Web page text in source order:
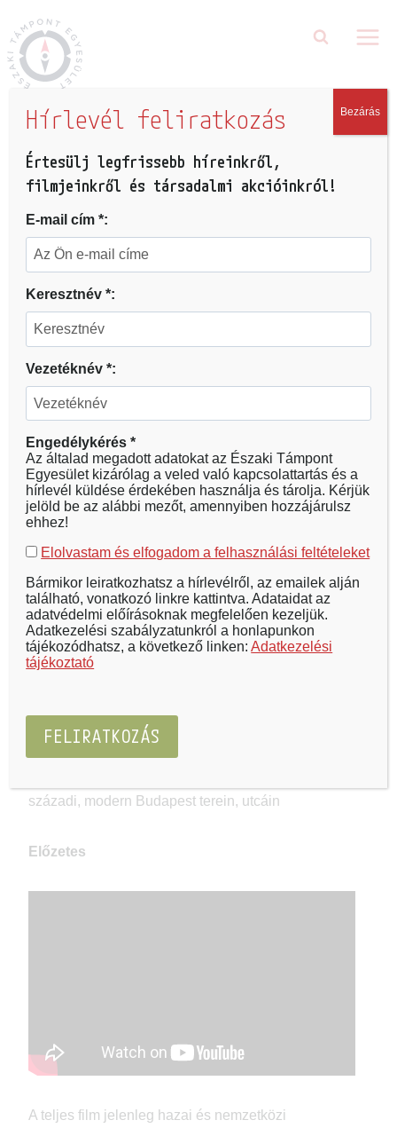
DOKUMENTUMFILM FILM | HÉGETŐ HONORKA DÍJ
Még emlékszem
A 2021-ben „Még emlékszem” címmel elkészített
filmünkben a II. Világháború túlélőinek emlékeit,
századi, modern Budapest terein, utcáin
Előzetes
A teljes film jelenleg hazai és nemzetközi
Hírlevél feliratkozás
Értesülj legfrissebb híreinkről,
filmjeinkről és társadalmi akcióinkról!
E-mail cím *:
Keresztnév *:
Vezetéknév *:
Engedélykérés *
Az általad megadott adatokat az Északi Támpont
Egyesület kizárólag a veled való kapcsolattartás és a
hírlevél küldése érdekében használja és tárolja. Kérjük
jelöld be az alábbi mezőt, amennyiben hozzájárulsz
ehhez!
Elolvastam és elfogadom a felhasználási feltételeket
Bármikor leiratkozhatsz a hírlevélről, az emailek alján
található, vonatkozó linkre kattintva. Adataidat az
adatvédelmi előírásoknak megfelelően kezeljük.
Adatkezelési szabályzatunkról a honlapunkon
tájékozódhatsz, a következő linken:Adatkezelési
tájékoztató
Bezárás